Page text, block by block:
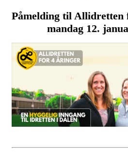
Påmelding til Allidretten
mandag 12.